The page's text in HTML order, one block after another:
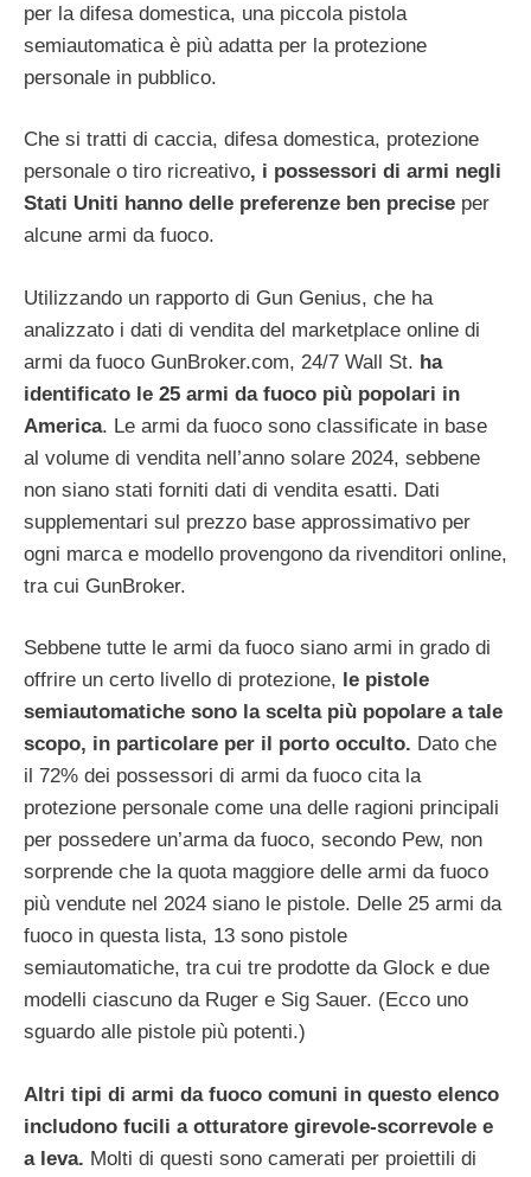
per la difesa domestica, una piccola pistola
semiautomatica è più adatta per la protezione
personale in pubblico.
Che si tratti di caccia, difesa domestica, protezione
personale o tiro ricreativo, i possessori di armi negli
Stati Uniti hanno delle preferenze ben precise per
alcune armi da fuoco.
Utilizzando un rapporto di Gun Genius, che ha
analizzato i dati di vendita del marketplace online di
armi da fuoco GunBroker.com, 24/7 Wall St. ha
identificato le 25 armi da fuoco più popolari in
America. Le armi da fuoco sono classificate in base
al volume di vendita nell’anno solare 2024, sebbene
non siano stati forniti dati di vendita esatti. Dati
supplementari sul prezzo base approssimativo per
ogni marca e modello provengono da rivenditori online,
tra cui GunBroker.
Sebbene tutte le armi da fuoco siano armi in grado di
offrire un certo livello di protezione, le pistole
semiautomatiche sono la scelta più popolare a tale
scopo, in particolare per il porto occulto. Dato che
il 72% dei possessori di armi da fuoco cita la
protezione personale come una delle ragioni principali
per possedere un’arma da fuoco, secondo Pew, non
sorprende che la quota maggiore delle armi da fuoco
più vendute nel 2024 siano le pistole. Delle 25 armi da
fuoco in questa lista, 13 sono pistole
semiautomatiche, tra cui tre prodotte da Glock e due
modelli ciascuno da Ruger e Sig Sauer. (Ecco uno
sguardo alle pistole più potenti.)
Altri tipi di armi da fuoco comuni in questo elenco
includono fucili a otturatore girevole-scorrevole e
a leva. Molti di questi sono camerati per proiettili di